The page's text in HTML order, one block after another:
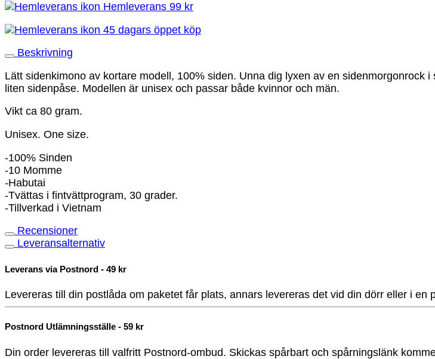
Hemleverans 99 kr
45 dagars öppet köp
Beskrivning
Lätt sidenkimono av kortare modell, 100% siden. Unna dig lyxen av en
liten sidenpåse. Modellen är unisex och passar både kvinnor och män.
Vikt ca 80 gram.
Unisex. One size.
-100% Sinden
-10 Momme
-Habutai
-Tvättas i fintvättprogram, 30 grader.
-Tillverkad i Vietnam
Recensioner
Leveransalternativ
Leverans via Postnord - 49 kr
Levereras till din postlåda om paketet får plats, annars levereras det vid din dörr eller i
Postnord Utlämningsställe - 59 kr
Din order levereras till valfritt Postnord-ombud. Skickas spårbart och spårningslänk